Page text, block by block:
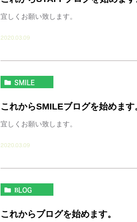
宜しくお願い致します。
2020.03.09
SMILE
これからSMILEブログを始めます
宜しくお願い致します。
2020.03.09
BLOG
これからブログを始めます。